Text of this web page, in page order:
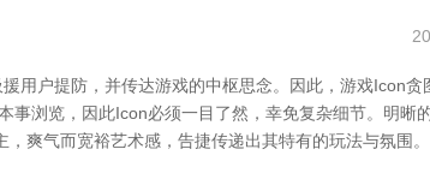
用户提防，并传达游戏的中枢思念。因此，游戏Icon贪
浏览，因此Icon必须一目了然，幸免复杂细节。明晰
爽气而宽裕艺术感，告捷传递出其特有的玩法与氛围。